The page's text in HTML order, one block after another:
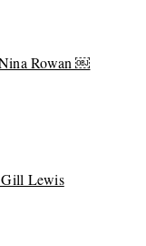
Rowan ￼
Gill Lewis